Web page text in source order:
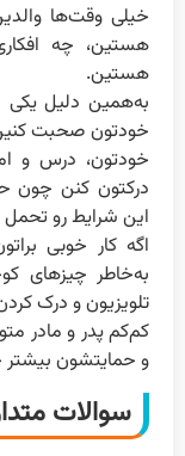
خیلی وقت‌ها
هستین، چه
هستین.
به‌همین دلیل یکی
خودتون صحبت
خودتون، درس و
درکتون کنن چون
این شرایط رو تحمل
اگه کار خوبی
به‌خاطر چیزهای
تلویزیون و درک
کم‌کم پدر و مادر
و حمایتشون
سوالات